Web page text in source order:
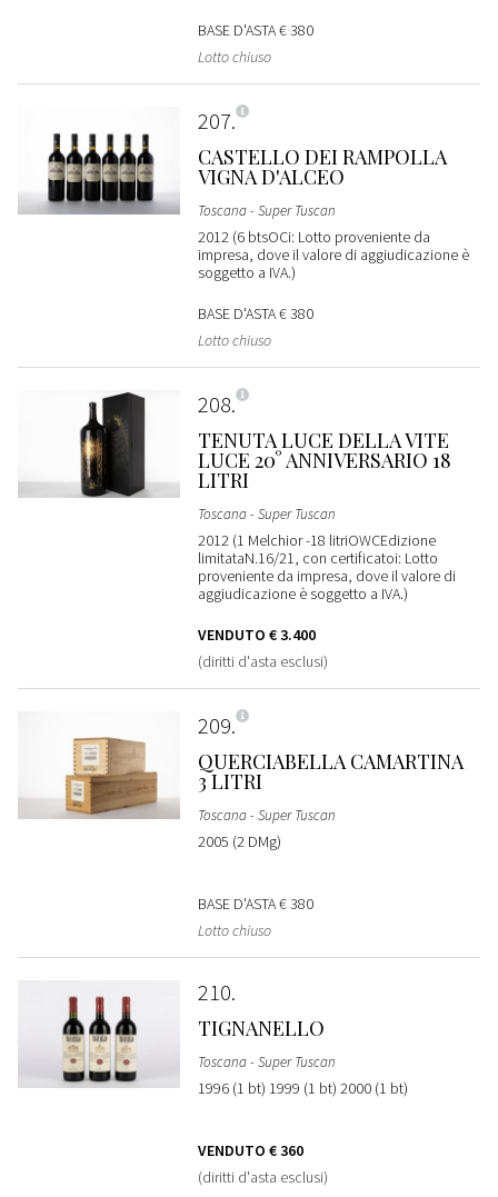
BASE D'ASTA€ 380
Lotto chiuso
207
CASTELLO DEI RAMPOLLA
VIGNA D'ALCEO
Toscana - Super Tuscan
2012 (6 btsOCi: Lotto proveniente da
impresa, dove il valore di aggiudicazione è
soggetto a IVA.)
BASE D'ASTA€ 380
Lotto chiuso
208
TENUTA LUCE DELLA VITE
LUCE 20° ANNIVERSARIO 18
LITRI
Toscana - Super Tuscan
2012 (1 Melchior -18 litriOWCEdizione
limitataN.16/21, con certificatoi: Lotto
proveniente da impresa, dove il valore di
aggiudicazione è soggetto a IVA.)
VENDUTO € 3.400
(diritti d'asta esclusi)
209
QUERCIABELLA CAMARTINA
3 LITRI
Toscana - Super Tuscan
2005 (2 DMg)
BASE D'ASTA€ 380
Lotto chiuso
210
TIGNANELLO
Toscana - Super Tuscan
1996 (1 bt) 1999 (1 bt) 2000 (1 bt)
VENDUTO € 360
(diritti d'asta esclusi)